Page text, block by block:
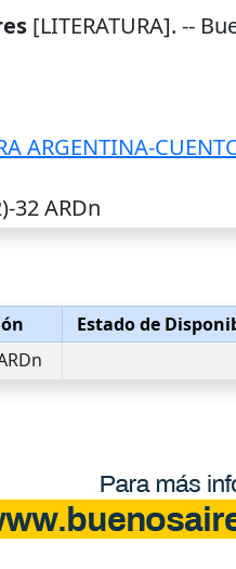
[LITERATURA]. --
ARGENTINA-
32 ARDn
Estado de